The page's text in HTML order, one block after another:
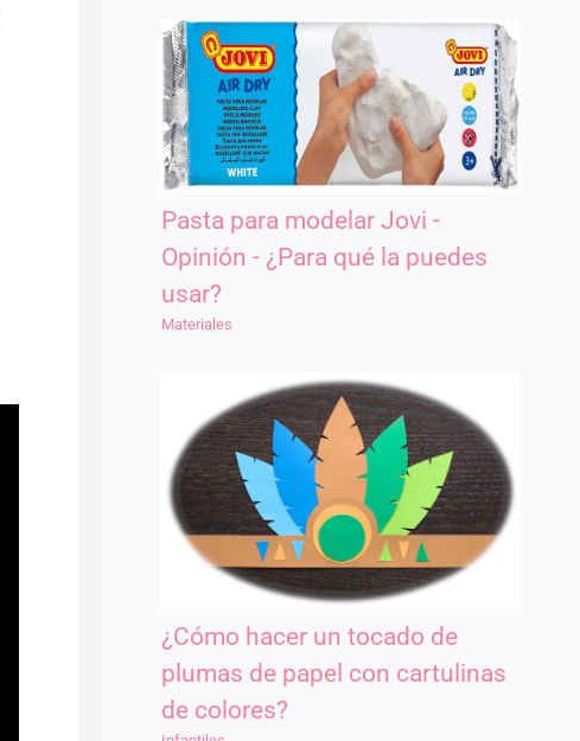
Pasta para modelar Jovi -
Opinión - ¿Para qué la puedes
usar?
Materiales
¿Cómo hacer un tocado de
plumas de papel con cartulinas
de colores?